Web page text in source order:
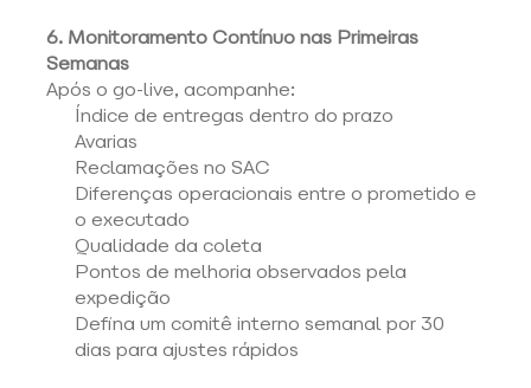
6. Monitoramento Contínuo nas Primeiras
Semanas
Após o go-live, acompanhe:
Índice de entregas dentro do prazo
Avarias
Reclamações no SAC
Diferenças operacionais entre o prometido e
o executado
Qualidade da coleta
Pontos de melhoria observados pela
expedição
Defina um comitê interno semanal por 30
dias para ajustes rápidos